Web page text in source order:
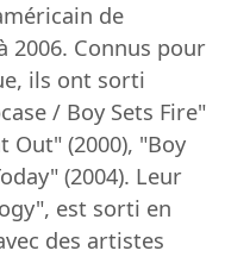
de
2006. Connus pour
ils ont sorti
/ Boy Sets Fire"
Out" (2000), "Boy
(2004). Leur
est sorti en
des artistes